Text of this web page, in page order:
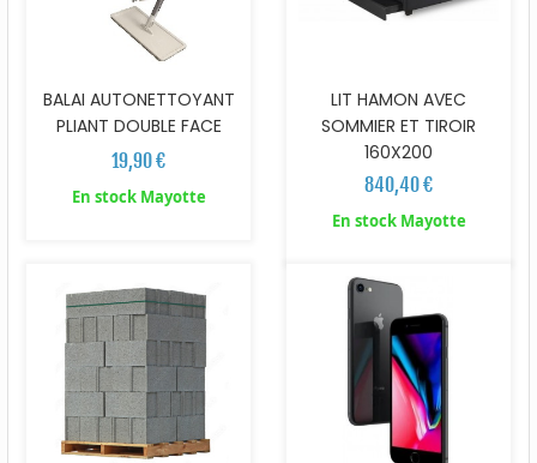
BALAI AUTONETTOYANT
PLIANT DOUBLE FACE
19,90 €
En stock Mayotte
LIT HAMON AVEC
SOMMIER ET TIROIR
160X200
840,40 €
En stock Mayotte